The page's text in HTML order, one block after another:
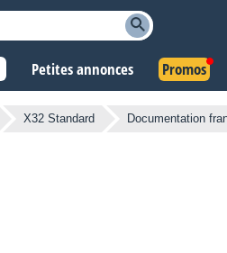
Petites annonces Promos
X32 Standard Documentation